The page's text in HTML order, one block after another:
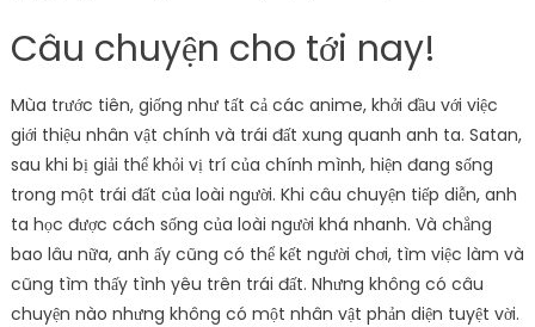
Câu chuyện cho tới nay!
Mùa trước tiên, giống như tất cả các anime, khởi đầu với việc
giới thiệu nhân vật chính và trái đất xung quanh anh ta. Satan,
sau khi bị giải thể khỏi vị trí của chính mình, hiện đang sống
trong một trái đất của loài người. Khi câu chuyện tiếp diễn, anh
ta học được cách sống của loài người khá nhanh. Và chẳng
bao lâu nữa, anh ấy cũng có thể kết người chơi, tìm việc làm và
cũng tìm thấy tình yêu trên trái đất. Nhưng không có câu
chuyện nào nhưng không có một nhân vật phản diện tuyệt vời.